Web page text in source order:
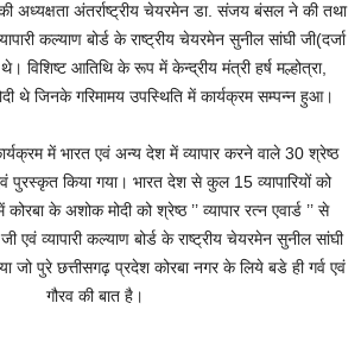
अध्यक्षता अंतर्राष्ट्रीय चेयरमेन डा. संजय बंसल ने की तथा
कल्याण बोर्ड के राष्ट्रीय चेयरमेन सुनील सांघी जी(दर्जा
विशिष्ट आतिथि के रूप में केन्द्रीय मंत्री हर्ष मल्होत्रा,
थे जिनके गरिमामय उपस्थिति में कार्यक्रम सम्पन्न हुआ।
में भारत एवं अन्य देश में व्यापार करने वाले 30 श्रेष्ठ
एवं पुरस्कृत किया गया। भारत देश से कुल 15 व्यापारियों को
के अशोक मोदी को श्रेष्ठ ’’ व्यापार रत्न एवार्ड ’’ से
जी एवं व्यापारी कल्याण बोर्ड के राष्ट्रीय चेयरमेन सुनील सांघी
जो पुरे छत्तीसगढ़ प्रदेश कोरबा नगर के लिये बडे ही गर्व एवं
गौरव की बात है।